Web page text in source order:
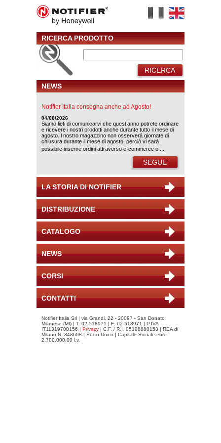
RICERCA PRODOTTO
RICERCA
NEWS
Notifier Italia consegna anche ad Agosto!
04/08/2026
Siamo lieti di comunicarvi che quest’anno potrete ordinare
e ricevere i nostri prodotti anche durante tutto il mese di
agosto.Il nostro magazzino non osserverà giornate di
chiusura durante il mese di agosto, perciò vi sarà
possibile inserire ordini attraverso e-commerce o ...
SEGUE
LA STORIA DI NOTIFIER
DISTRIBUZIONE
CATALOGO
NEWS
CORSI
CONTATTI
Notifier Italia Srl | via Grandi, 22 - 20097 - San Donato
Milanese (MI) | T: 02-518971 | F: 02-518971 | P.IVA
IT11319700156 | Privacy | C.F. / R.I. 05108880153 | REA di
Milano N. 348608 | Socio Unico | Capitale Sociale euro
2.700.000,00 i.v.